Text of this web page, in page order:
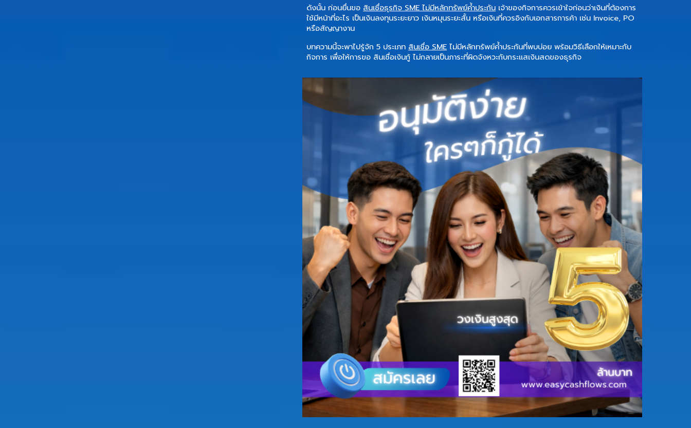
ดังนั้น ก่อนยื่นขอ สินเชื่อธุรกิจ SME ไม่มีหลักทรัพย์ค้ำประกัน เจ้าของกิจการควรเข้าใจก่อนว่าเงินที่ต้องการ
ใช้มีหน้าที่อะไร เป็นเงินลงทุนระยะยาว เงินหมุนระยะสั้น หรือเงินที่ควรอิงกับเอกสารการค้า เช่น Invoice, PO
หรือสัญญางาน
บทความนี้จะพาไปรู้จัก 5 ประเภท สินเชื่อ SME ไม่มีหลักทรัพย์ค้ำประกันที่พบบ่อย พร้อมวิธีเลือกให้เหมาะกับ
กิจการ เพื่อให้การขอ สินเชื่อเงินกู้ ไม่กลายเป็นภาระที่ผิดจังหวะกับกระแสเงินสดของธุรกิจ